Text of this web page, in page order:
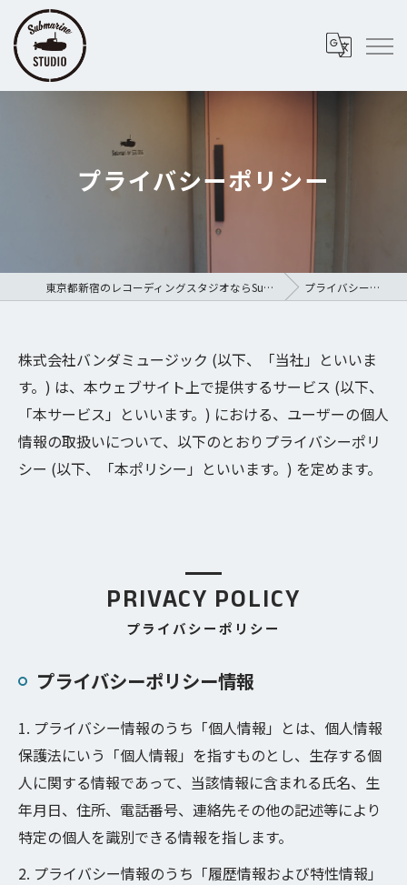
プライバシーポリシー
東京都新宿のレコーディングスタジオならSubmarine STUDIO プライバシーポリシー
株式会社バンダミュージック (以下、「当社」といいま
す。) は、本ウェブサイト上で提供するサービス (以下、
「本サービス」といいます。) における、ユーザーの個人
情報の取扱いについて、以下のとおりプライバシーポリ
シー (以下、「本ポリシー」といいます。) を定めます。
プライバシーポリシー
PRIVACY POLICY
プライバシーポリシー情報
1. プライバシー情報のうち「個人情報」とは、個人情報
保護法にいう「個人情報」を指すものとし、生存する個
人に関する情報であって、当該情報に含まれる氏名、生
年月日、住所、電話番号、連絡先その他の記述等により
特定の個人を識別できる情報を指します。
2. プライバシー情報のうち「履歴情報および特性情報」